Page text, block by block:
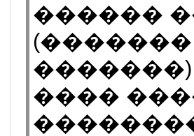
������
����